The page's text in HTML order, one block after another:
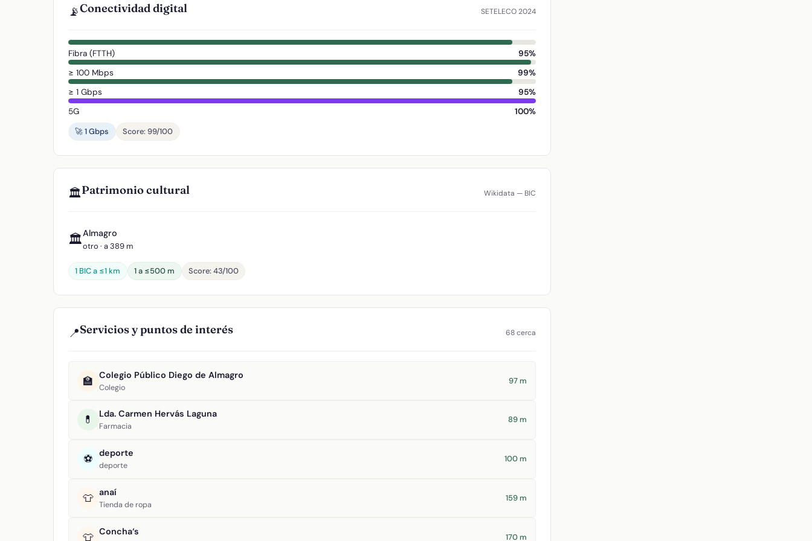
📡Conectividad digital SETELECO 2024
Fibra (FTTH)
95%
≥ 100 Mbps
99%
≥ 1 Gbps
95%
5G
100%
🚀 1 Gbps
Score: 99/100
🏛️Patrimonio cultural Wikidata — BIC
🏛️Almagro
otro · a 389 m
1 BIC a ≤1 km 1 a ≤500 m Score: 43/100
📍Servicios y puntos de interés 68 cerca
🏫 Colegio Público Diego de Almagro
Colegio
97 m
💊 Lda. Carmen Hervás Laguna
Farmacia
89 m
⚽ deporte
deporte
100 m
👕 anaí
Tienda de ropa
159 m
👕 Concha‘s
170 m